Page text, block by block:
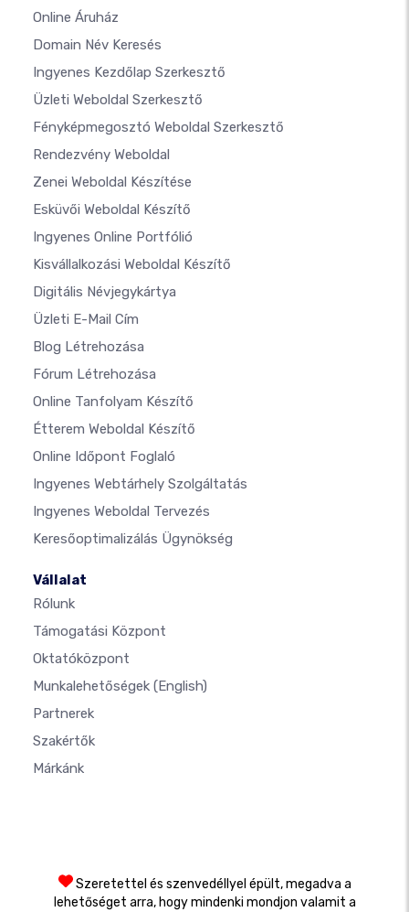
Online Áruház
Domain Név Keresés
Ingyenes Kezdőlap Szerkesztő
Üzleti Weboldal Szerkesztő
Fényképmegosztó Weboldal Szerkesztő
Rendezvény Weboldal
Zenei Weboldal Készítése
Esküvői Weboldal Készítő
Ingyenes Online Portfólió
Kisvállalkozási Weboldal Készítő
Digitális Névjegykártya
Üzleti E-Mail Cím
Blog Létrehozása
Fórum Létrehozása
Online Tanfolyam Készítő
Étterem Weboldal Készítő
Online Időpont Foglaló
Ingyenes Webtárhely Szolgáltatás
Ingyenes Weboldal Tervezés
Keresőoptimalizálás Ügynökség
Vállalat
Rólunk
Támogatási Központ
Oktatóközpont
Munkalehetőségek (English)
Partnerek
Szakértők
Márkánk
Szeretettel és szenvedéllyel épült, megadva a
lehetőséget arra, hogy mindenki mondjon valamit a